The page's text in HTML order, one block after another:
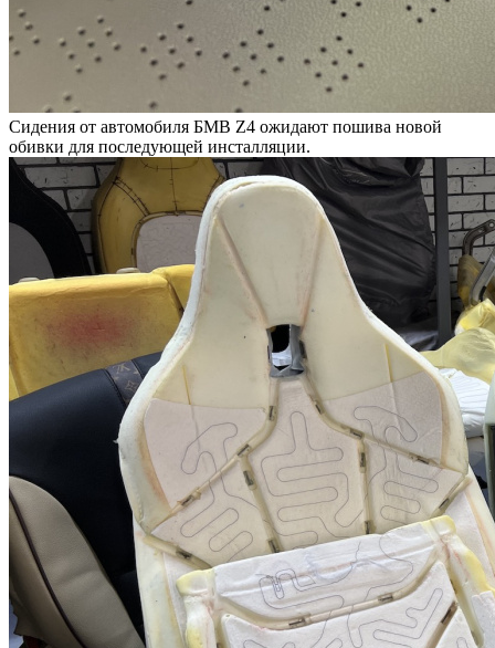
Сидения от автомобиля БМВ Z4 ожидают пошива новой
обивки для последующей инсталляции.